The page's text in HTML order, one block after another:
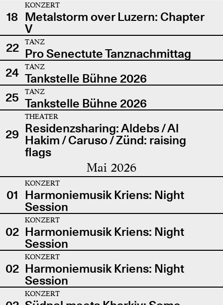
18
KONZERT
Metalstorm over Luzern: Chapter
V
22
TANZ
Pro Senectute Tanznachmittag
24
TANZ
Tankstelle Bühne 2026
25
TANZ
Tankstelle Bühne 2026
29
THEATER
Residenzsharing: Aldebs / Al
Hakim / Caruso / Zünd: raising
flags
Mai 2026
01
KONZERT
Harmoniemusik Kriens: Night
Session
02
KONZERT
Harmoniemusik Kriens: Night
Session
02
KONZERT
Harmoniemusik Kriens: Night
Session
KONZERT